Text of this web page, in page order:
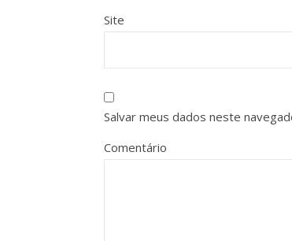
Site
Salvar meus dados neste
Comentário